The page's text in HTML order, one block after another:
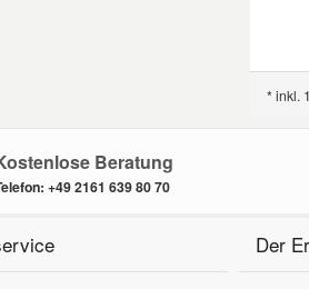
* inkl.
Beratung
+49 2161 639 80 70
Der